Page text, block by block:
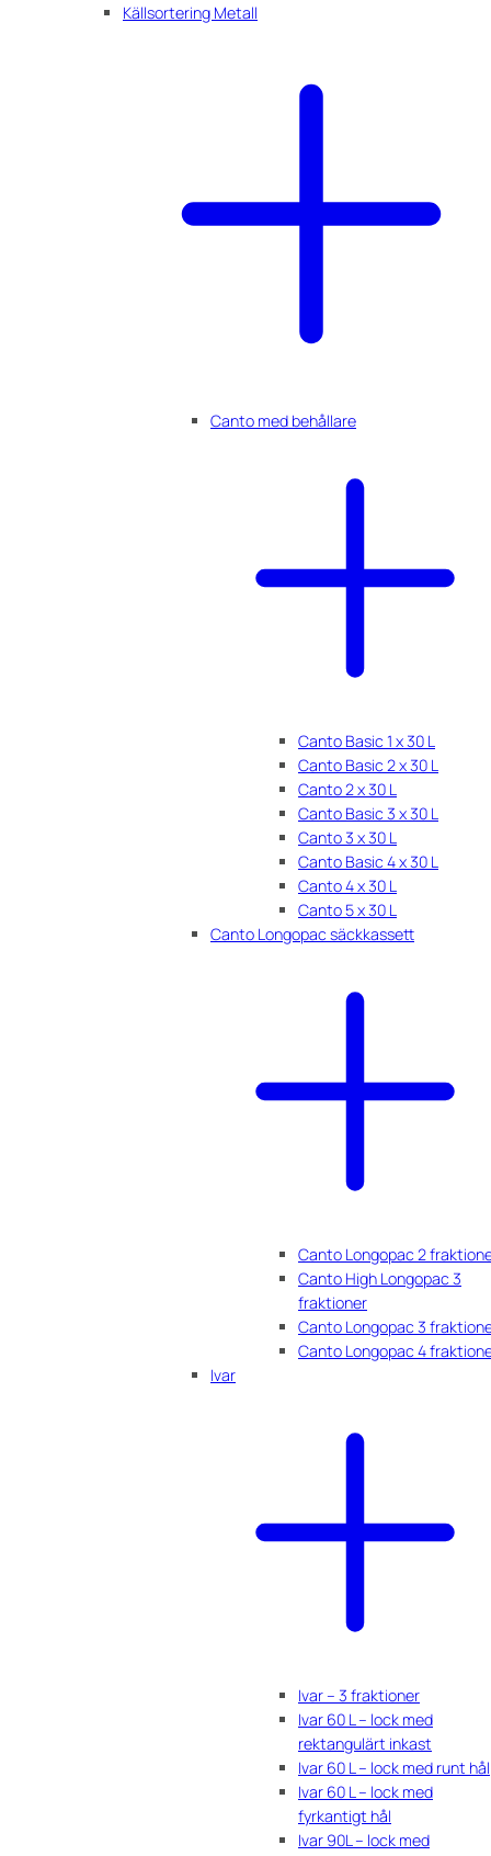
Källsortering Metall
Canto med behållare
Canto Basic 1 x 30 L
Canto Basic 2 x 30 L
Canto 2 x 30 L
Canto Basic 3 x 30 L
Canto 3 x 30 L
Canto Basic 4 x 30 L
Canto 4 x 30 L
Canto 5 x 30 L
Canto Longopac säckkassett
Canto Longopac 2
Canto High Longopac 3
fraktioner
Canto Longopac 3
Canto Longopac 4
Ivar
Ivar – 3 fraktioner
Ivar 60 L – lock med
rektangulärt inkast
Ivar 60 L – lock med runt hål
Ivar 60 L – lock med
fyrkantigt hål
Ivar 90L – lock med